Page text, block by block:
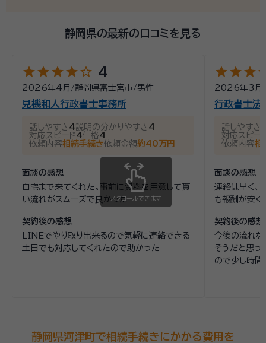
静岡県の最新の口コミを見る
starstarstarstarstar_outline 4
2026年4月 /静岡県富士宮市/男性
見機和人行政書士事務所
話しやすさ4説明の分かりやすさ4
対応スピード 4価格4
依頼内容相続手続き依頼金額約40万円
面談の感想
自宅まで来てくれた。事前に資料を用意して貰
い流れがスムーズで良かった
契約後の感想
LINEでやり取り出来るので気軽に連絡できる
土日でも対応してくれたので助かった
starstarstar
2026年3月
行政書士法
話しやすさ
対応スピー
依頼内容相
面談の感想
連絡は早く、
も報酬が安く
契約後の感想
今後の流れな
そうだと思っ
ので少し時間
スクロールできます
静岡県河津町で相続手続きにかかる費用を